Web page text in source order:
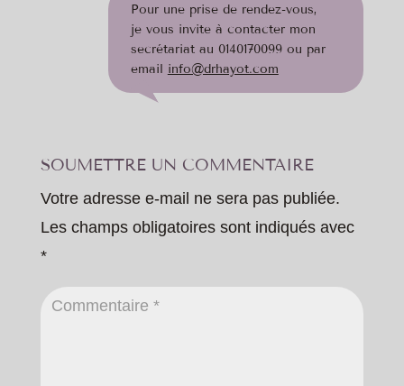
Pour une prise de rendez-vous,
je vous invite à contacter mon
secrétariat au 0140170099 ou par
email info@drhayot.com
SOUMETTRE UN COMMENTAIRE
Votre adresse e-mail ne sera pas publiée.
Les champs obligatoires sont indiqués avec
*